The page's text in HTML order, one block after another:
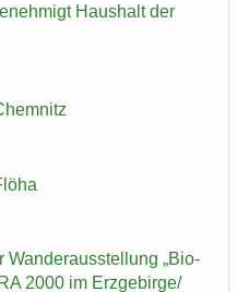
Haus­halt der
Wan­der­aus­stel­lung „Bio­
2000 im Erz­ge­bir­ge/